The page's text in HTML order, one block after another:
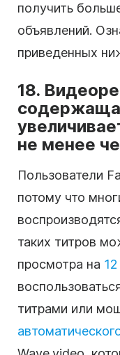
получить
объявлений.
приведенных
18.
не менее
Пользователи
потому что
таких титров
просмотра на 12
титрами или